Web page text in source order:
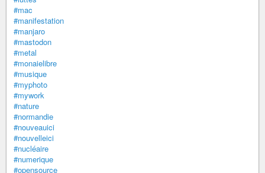
#mac
#manifestation
#manjaro
#mastodon
#metal
#monaielibre
#musique
#myphoto
#mywork
#nature
#normandie
#nouveauici
#nouvelleici
#nucléaire
#numerique
#opensource